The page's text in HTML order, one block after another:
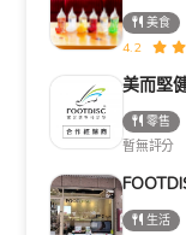
美食
4.2
美而堅
零售
暫無評分
生活